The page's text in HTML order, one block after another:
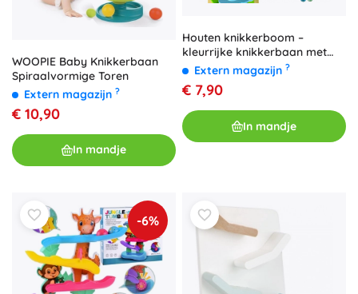
WOOPIE Baby Knikkerbaan
Spiraalvormige Toren
Extern magazijn ?
€ 10,90
In mandje
Houten knikkerboom –
kleurrijke knikkerbaan met
blaadjes
Extern magazijn ?
€ 7,90
In mandje
-6%